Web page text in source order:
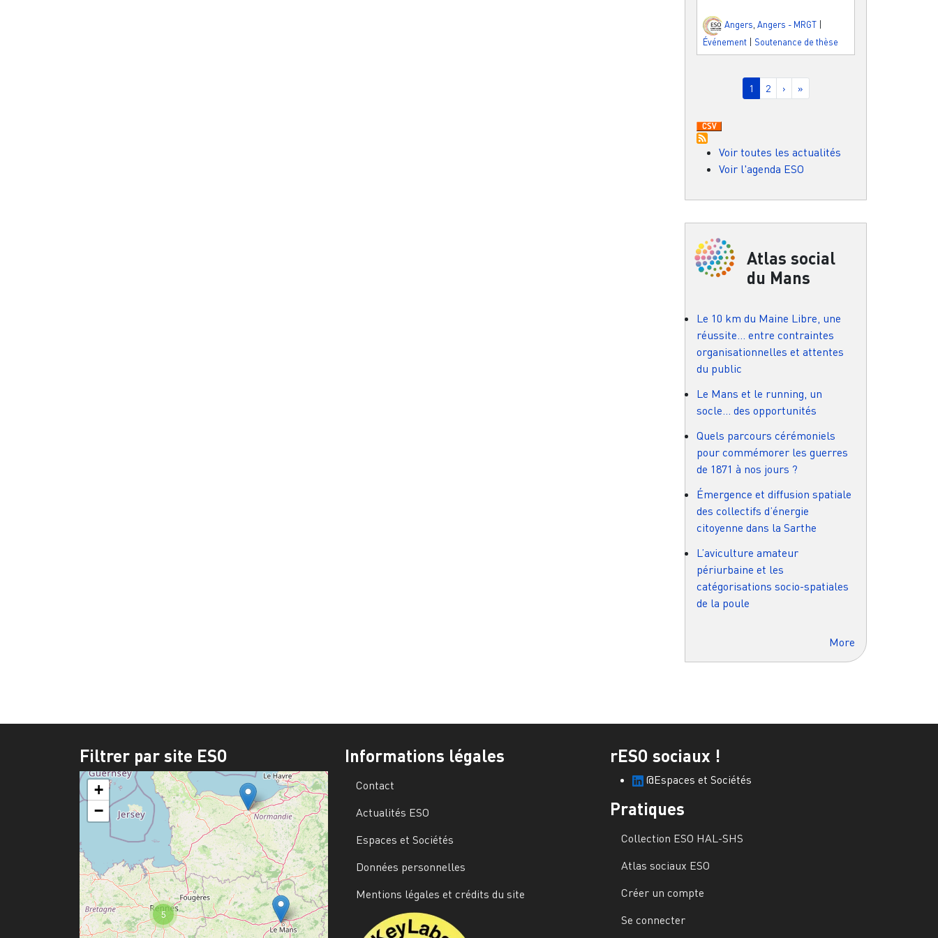
Angers Angers - MRGT
Événement | Soutenance de thèse
Pagination
Page courante
1 Page
2 Page suivante
› Dernière page
»
Voir toutes les actualités
Voir l'agenda ESO
Atlas social
du Mans
Le 10 km du Maine Libre, une
réussite… entre contraintes
organisationnelles et attentes
du public
Le Mans et le running, un
socle… des opportunités
Quels parcours cérémoniels
pour commémorer les guerres
de 1871 à nos jours ?
Émergence et diffusion spatiale
des collectifs d’énergie
citoyenne dans la Sarthe
L’aviculture amateur
périurbaine et les
catégorisations socio-spatiales
de la poule
More
Filtrer par site ESO
5
+
−
Informations légales
Contact
Actualités ESO
Espaces et Sociétés
Données personnelles
Mentions légales et crédits du site
rESO sociaux !
@Espaces et Sociétés
Pratiques
Collection ESO HAL-SHS
Atlas sociaux ESO
Créer un compte
Se connecter